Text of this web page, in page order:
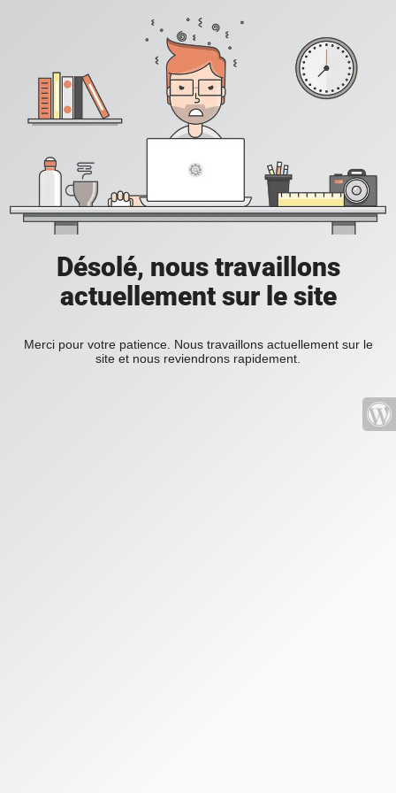
Désolé, nous travaillons
actuellement sur le site
Merci pour votre patience. Nous travaillons actuellement sur le
site et nous reviendrons rapidement.